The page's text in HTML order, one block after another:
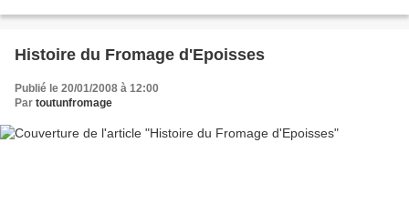
Histoire du Fromage d'Epoisses
Publié le 20/01/2008 à 12:00
Par toutunfromage